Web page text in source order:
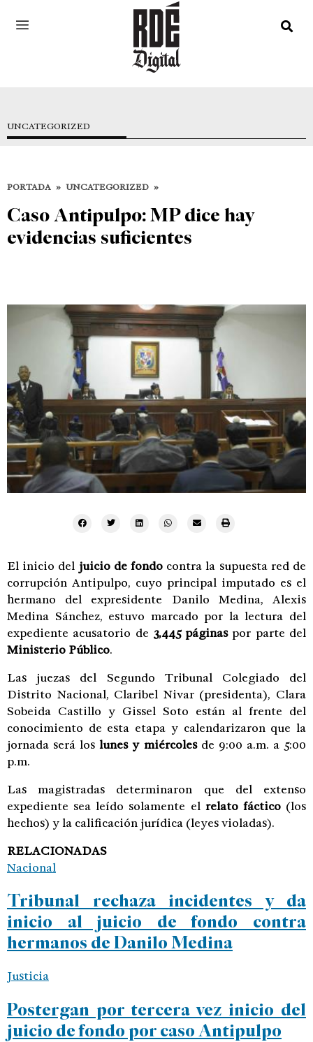
UNCATEGORIZED
PORTADA » UNCATEGORIZED »
Caso Antipulpo: MP dice hay
evidencias suficientes
El inicio del juicio de fondo contra la supuesta red de
corrupción Antipulpo, cuyo principal imputado es el
hermano del expresidente Danilo Medina, Alexis
Medina Sánchez, estuvo marcado por la lectura del
expediente acusatorio de 3,445 páginaspor parte del
Ministerio Público.
Las juezas del Segundo Tribunal Colegiado del
Distrito Nacional, Claribel Nivar (presidenta), Clara
Sobeida Castillo y Gissel Soto están al frente del
conocimiento de esta etapa y calendarizaron que la
jornada será los lunes y miércolesde 9:00 a.m. a 5:00
p.m.
Las magistradas determinaron que del extenso
expediente sea leído solamente el relato fáctico(los
hechos) y la calificación jurídica (leyes violadas).
RELACIONADAS
Nacional
Tribunal rechaza incidentes y da
inicio al juicio de fondo contra
hermanos de Danilo Medina
Justicia
Postergan por tercera vez inicio del
juicio de fondo por caso Antipulpo